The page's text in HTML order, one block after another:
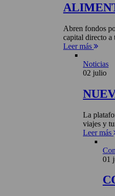
Abren fondos
capital directo a
Leer más
Noticias
02 julio
La
viajes y
Leer más
01